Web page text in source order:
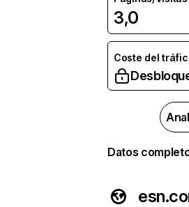
3,0
Coste del
Datos